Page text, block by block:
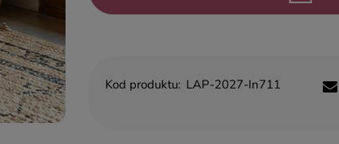
Kod produktu: LAP-2027-In711